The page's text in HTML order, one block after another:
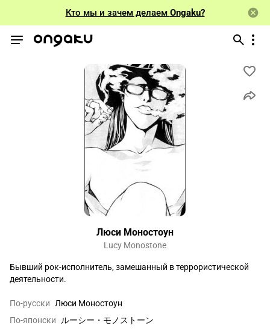
Кто мы и зачем делаем Ongaku?
Люси Моностоун
Lucy Monostone
Бывший рок-исполнитель, замешанный в террористической
деятельности.
По-русски
Люси Моностоун
По-японски
ルーシー・モノストーン